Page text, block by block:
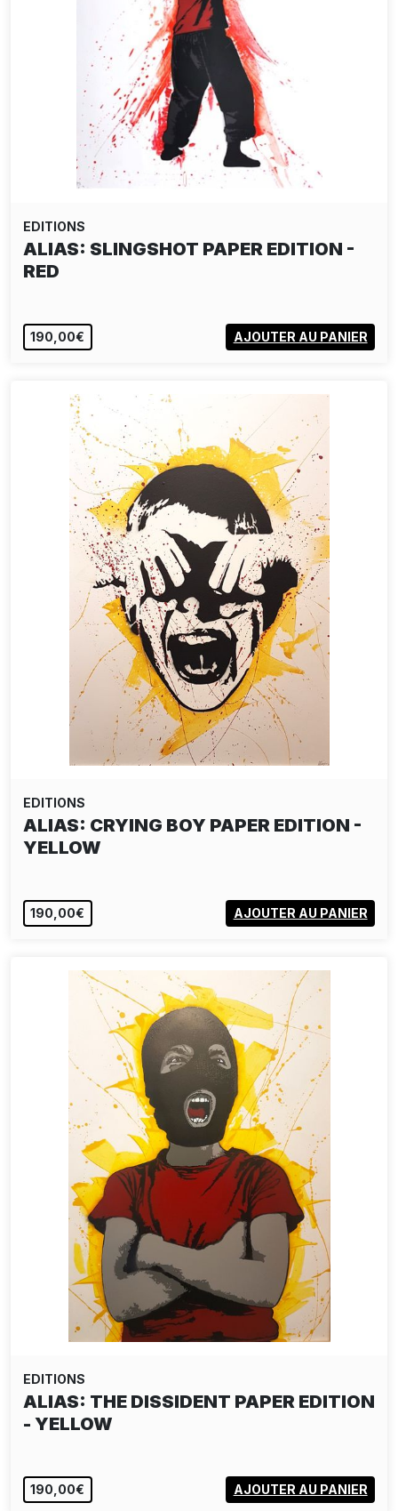
EDITIONS
ALIAS: SLINGSHOT PAPER EDITION -
RED
190,00€ AJOUTER AU PANIER
EDITIONS
ALIAS: BOMB THE WORLD
EPUISÉ VOIR
EDITIONS
SP 38: VIVE SP 38
190,00€ AJOUTER AU PANIER